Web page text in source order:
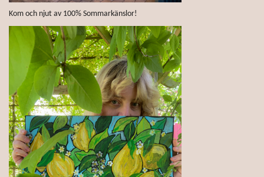
Kom och njut av 100% Sommarkänslor!